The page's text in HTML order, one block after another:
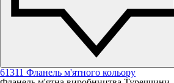
61311 Фланель м'ятного кольору